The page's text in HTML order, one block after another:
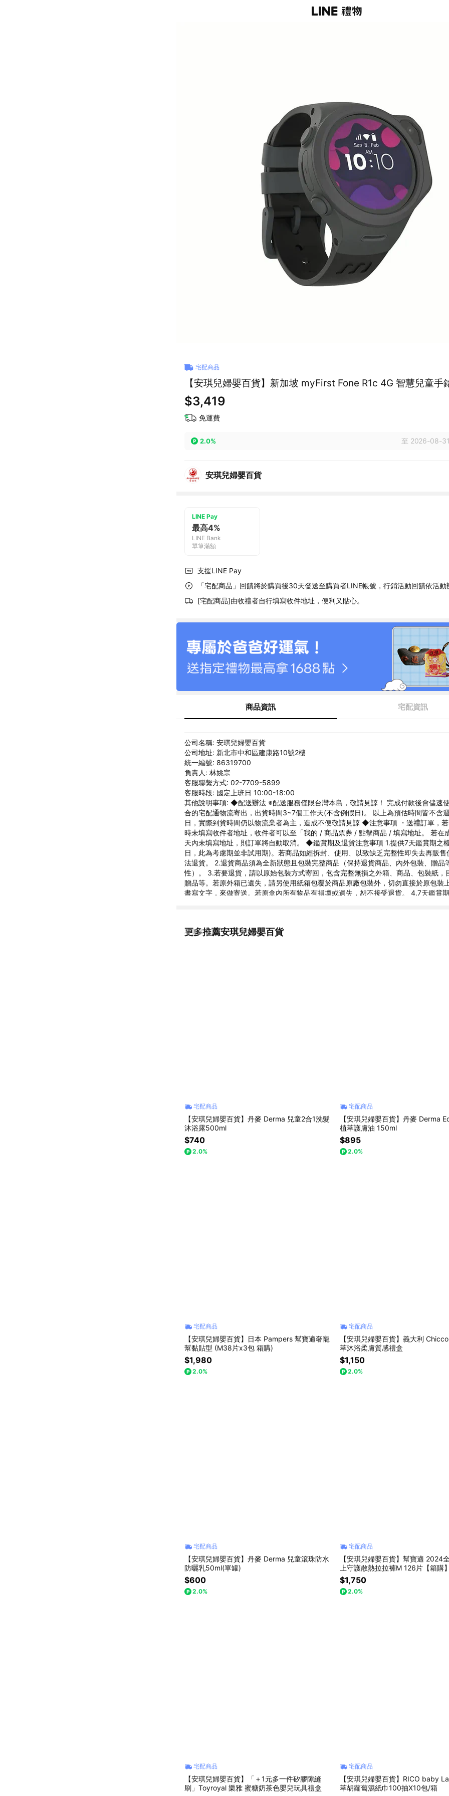
宅配商品
【安琪兒婦嬰百貨】新加坡 myFirst Fone R1c 4G 智慧兒童手
$3,419
免運費
2.0% 至 2026-08-
安琪兒婦嬰百貨
LINE Pay
最高4%
LINE Bank
單筆滿額
支援LINE Pay
「宅配商品」回饋將於購買後30天發送至購買者LINE帳號，行銷活動回饋依活動
[宅配商品]由收禮者自行填寫收件地址，便利又貼心。
商品資訊 宅配資訊
公司名稱: 安琪兒婦嬰百貨
公司地址: 新北市中和區建康路10號2樓
統一編號: 86319700
負責人: 林姚宗
客服聯繫方式: 02-7709-5899
客服時段: 國定上班日 10:00-18:00
其他說明事項: ◆配送辦法 ※配送服務僅限台灣本島，敬請見諒！ 完成付款後會儘速
合的宅配通物流寄出，出貨時間3~7個工作天(不含例假日)。 以上為預估時間皆不含
日，實際到貨時間仍以物流業者為主，造成不便敬請見諒 ◆注意事項 ・送禮訂單，
時未填寫收件者地址，收件者可以至「我的 / 商品票券 / 點擊商品 / 填寫地址。 若在
天內未填寫地址，則訂單將自動取消。 ◆鑑賞期及退貨注意事項 1.提供7天鑑賞期之
日，此為考慮期並非試用期)。若商品如經拆封、使用、以致缺乏完整性即失去再販售
法退貨。 2.退貨商品須為全新狀態且包裝完整商品（保持退貨商品、內外包裝、贈品
性）。 3.若要退貨，請以原始包裝方式寄回，包含完整無損之外箱、商品、包裝紙，
贈品等。若原外箱已遺失，請另使用紙箱包覆於商品原廠包裝外，切勿直接於原包裝
書寫文字，來做寄送。若原盒內所有物品有損壞或遺失，恕不接受退貨。 4.7天鑑賞
中和區建康路10號2樓 統一編號 : 86319700 客服電話 : 02-7709-5899 Line官方客
更多推薦安琪兒婦嬰百貨
看更多
宅配商品
【安琪兒婦嬰百貨】丹麥 Derma 兒童2合1洗髮
沐浴露500ml
$740
2.0%
宅配商品
【安琪兒婦嬰百貨】丹麥 Derma
植萃護膚油 150ml
$895
2.0%
宅配商品
【安琪兒婦嬰百貨】日本 Pampers 幫寶適奢寵
幫黏貼型 (M38片x3包 箱購)
$1,980
2.0%
宅配商品
【安琪兒婦嬰百貨】義大利
萃沐浴柔膚質感禮盒
$1,150
2.0%
宅配商品
【安琪兒婦嬰百貨】丹麥 Derma 兒童滾珠防水
防曬乳50ml(單罐)
$600
2.0%
宅配商品
【安琪兒婦嬰百貨】幫寶適 2024
上守護散熱拉拉褲M 126片【箱購
$1,750
2.0%
宅配商品
【安琪兒婦嬰百貨】「＋1元多一件矽膠隙縫
刷」Toyroyal 樂雅 蜜糖奶茶色嬰兒玩具禮盒
宅配商品
【安琪兒婦嬰百貨】RICO baby
萃胡蘿蔔濕紙巾100抽X10包/箱